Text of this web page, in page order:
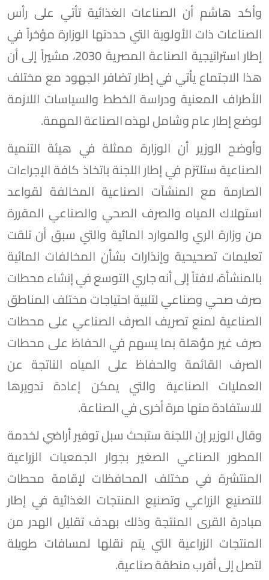
وأكد هاشم أن الصناعات الغذائية تأتي على رأس
الصناعات ذات الأولوية التي حددتها الوزارة مؤخراً في
إطار استراتيجية الصناعة المصرية 2030، مشيراً إلى أن
هذا الاجتماع يأتي في إطار تضافر الجهود مع مختلف
الأطراف المعنية ودراسة الخطط والسياسات اللازمة
لوضع إطار عام وشامل لهذه الصناعة المهمة.
وأوضح الوزير أن الوزارة ممثلة في هيئة التنمية
الصناعية ستلتزم في إطار اللجنة باتخاذ كافة الإجراءات
الصارمة مع المنشآت الصناعية المخالفة لقواعد
استهلاك المياه والصرف الصحي والصناعي المقررة
من وزارة الري والموارد المائية والتي سبق أن تلقت
تعليمات تصحيحية وإنذارات بشأن المخالفات المائية
بالمنشأة، لافتاً إلى أنه جاري التوسع في إنشاء محطات
صرف صحي وصناعي لتلبية احتياجات مختلف المناطق
الصناعية لمنع تصريف الصرف الصناعي على محطات
صرف غير مؤهلة بما يسهم في الحفاظ على محطات
الصرف القائمة والحفاظ على المياه الناتجة عن
العمليات الصناعية والتي يمكن إعادة تدويرها
للاستفادة منها مرة أخرى في الصناعة.
وقال الوزير إن اللجنة ستبحث سبل توفير أراضي لخدمة
المطور الصناعي الصغير بجوار الجمعيات الزراعية
المنتشرة في مختلف المحافظات لإقامة محطات
للتصنيع الزراعي وتصنيع المنتجات الغذائية في إطار
مبادرة القرى المنتجة وذلك بهدف تقليل الهدر من
المنتجات الزراعية التي يتم نقلها لمسافات طويلة
لتصل إلى أقرب منطقة صناعية.